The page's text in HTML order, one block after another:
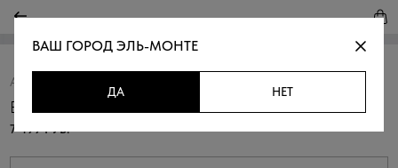
Артикул:
Блузка с цветочным принтом
7 499 РУБ.
ВАШ ГОРОДЭЛЬ-МОНТЕ
ДА НЕТ